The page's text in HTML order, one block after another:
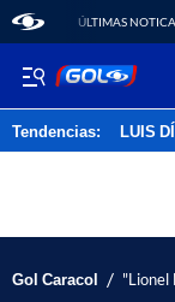
ÚLTIMAS
Tendencias: LUIS
Gol Caracol / "Lionel